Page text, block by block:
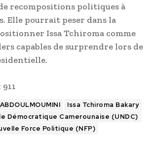
recompositions politiques à
Elle pourrait peser dans la
Issa Tchiroma comme
capables de surprendre lors de
911
Issa Tchiroma Bakary
Démocratique Camerounaise (UNDC)
Force Politique (NFP)